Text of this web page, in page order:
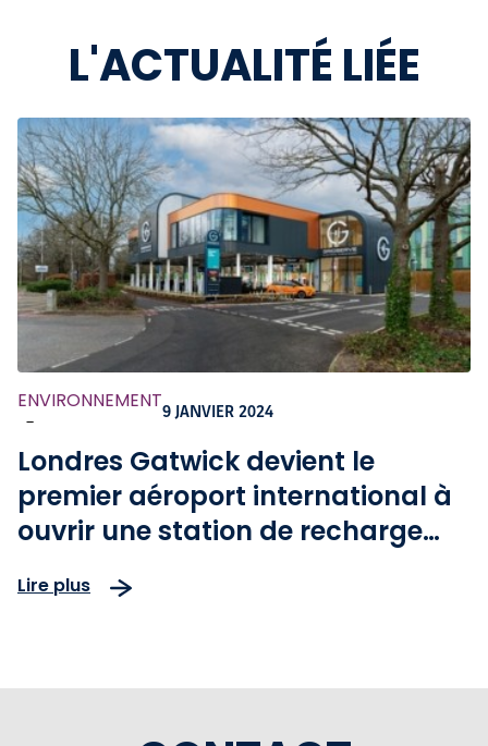
L'ACTUALITÉ LIÉE
ENVIRONNEMENT
-
9 JANVIER 2024
Londres Gatwick devient le
premier aéroport international à
ouvrir une station de recharge
- Electric Forecourt®
Lire plus